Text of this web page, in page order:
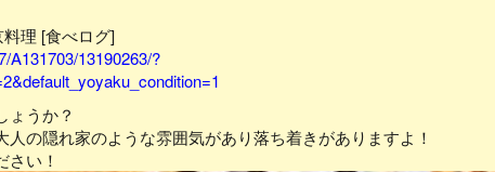
理 [食べログ]
A131703/13190263/?
ょうか？
の隠れ家のような雰囲気があり落ち着きがありますよ！
さい！